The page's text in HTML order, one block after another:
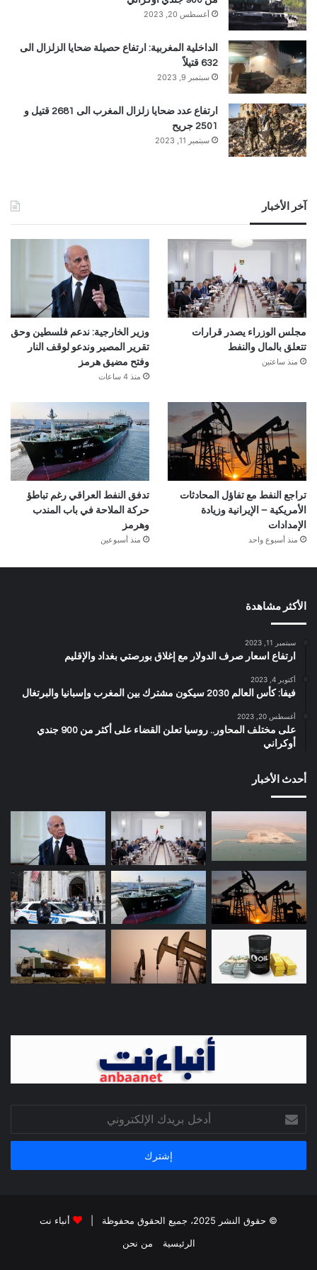
أغسطس 20, 2023
الداخلية المغربية: ارتفاع حصيلة ضحايا الزلزال الى
632 قتيلاً
سبتمبر 9, 2023
ارتفاع عدد ضحايا زلزال المغرب الى 2681 قتيل و
2501 جريح
سبتمبر 11, 2023
آخر الأخبار
مجلس الوزراء يصدر قرارات
تتعلق بالمال والنفط
منذ ساعتين
وزير الخارجية: ندعم فلسطين وحق
تقرير المصير وندعو لوقف النار
وفتح مضيق هرمز
منذ 4 ساعات
تراجع النفط مع تفاؤل المحادثات
الأمريكية – الإيرانية وزيادة
الإمدادات
منذ أسبوع واحد
تدفق النفط العراقي رغم تباطؤ
حركة الملاحة في باب المندب
وهرمز
منذ أسبوعين
الأكثر مشاهدة
سبتمبر 11, 2023
ارتفاع اسعار صرف الدولار مع إغلاق بورصتي بغداد والإقليم
أكتوبر 4, 2023
فيفا: كأس العالم 2030 سيكون مشترك بين المغرب وإسبانيا والبرتغال
أغسطس 20, 2023
على مختلف المحاور.. روسيا تعلن القضاء على أكثر من 900 جندي
أوكراني
أحدث الأخبار
بريدك
الإلكتروني
© حقوق النشر 2025، جميع الحقوق محفوظة |
أنباء نت
الرئيسية
من نحن